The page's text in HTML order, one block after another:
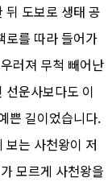
뒤 도보로 생태 공
로를 따라 들어가
러져 무척 빼어난
선운사보다도 이
쁜 길이었습니다.
보는 사천왕이 저
모르게 사천왕을